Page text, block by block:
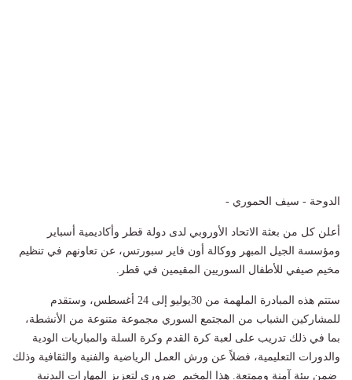
الدوحة - سيف الحموري -
أعلن كل من بعثة الاتحاد الأوروبي لدى دولة قطر وأكاديمية أسباير
ومؤسسة الجيل المبهر ووكالة أون فاير سبورتس، عن تعاونهم في تنظيم
مخيم صيفي للأطفال السوريين المقيمين في قطر.
ستتم هذه المبادرة الملهمة من 30يوليو إلى 24 أغسطس، وستقدم
للمشاركين الشباب من المجتمع السوري مجموعة متنوعة من الأنشطة،
بما في ذلك تدريب على لعبة كرة القدم وكرة السلة والمباريات الودية
والدورات التعليمية، فضلاً عن ورش العمل الرياضية والفنية والثقافية وذلك
ضمن بيئة آمنة وممتعة. هذا المخيم ضروري لتعزيز المهارات البدنية